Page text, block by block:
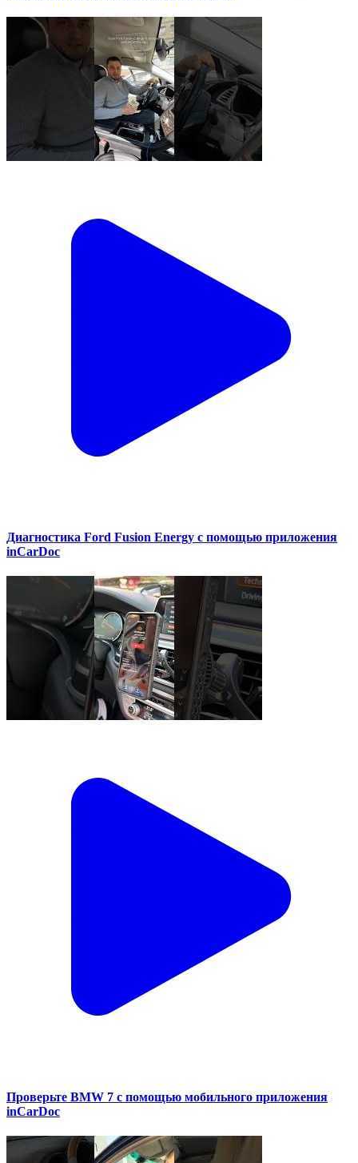
Диагностика Ford Fusion Energy с помощью приложения
inCarDoc
Проверьте BMW 7 с помощью мобильного приложения
inCarDoc